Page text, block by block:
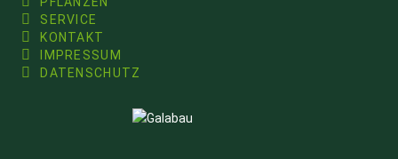
SERVICE
KONTAKT
IMPRESSUM
DATENSCHUTZ